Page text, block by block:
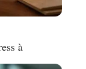
à